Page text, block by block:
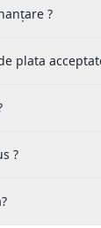
?
plata
?